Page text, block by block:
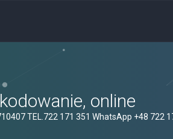
online
TEL.722 171 351 WhatsApp +48 722